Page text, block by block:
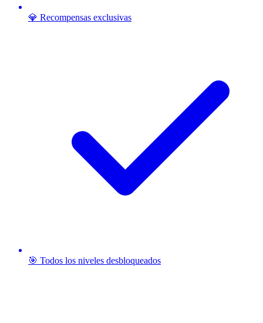
💎 Recompensas exclusivas
🎯 Todos los niveles desbloqueados